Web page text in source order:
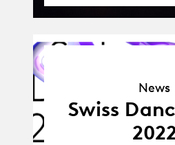
News
Swiss